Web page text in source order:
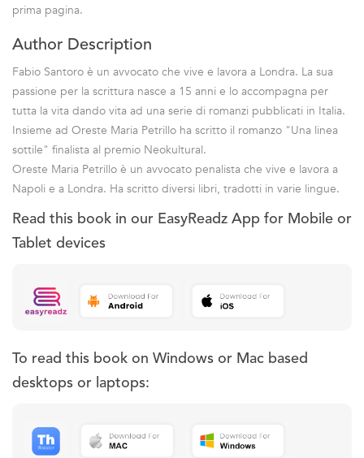
prima pagina.
Author Description
Fabio Santoro è un avvocato che vive e lavora a Londra. La sua
passione per la scrittura nasce a 15 anni e lo accompagna per
tutta la vita dando vita ad una serie di romanzi pubblicati in Italia.
Insieme ad Oreste Maria Petrillo ha scritto il romanzo "Una linea
sottile" finalista al premio Neokultural.
Oreste Maria Petrillo è un avvocato penalista che vive e lavora a
Napoli e a Londra. Ha scritto diversi libri, tradotti in varie lingue.
Read this book in our EasyReadz App for Mobile or
Tablet devices
To read this book on Windows or Mac based
desktops or laptops: